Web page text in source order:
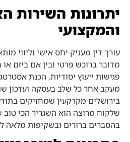
יתרונות השירות
והמקצועי
עורך דין מעניק יחס אישי וליווי
מדובר ברוכש פרטי ובין אם ביזם
פגישות ייעוץ יסודיות, הכנת
מעקב אחר כל שלב בעסקה ועדכון
בירושלים מקרקעין שמחזיקים
שלקוח מרוצה הוא השגריר הכי
בהסברים ברורים ובשקיפות מלאה